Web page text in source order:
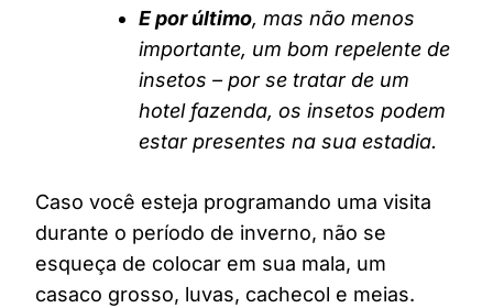
E por último, mas não menos
importante, um bom repelente de
insetos – por se tratar de um
hotel fazenda, os insetos podem
estar presentes na sua estadia.
Caso você esteja programando uma visita
durante o período de inverno, não se
esqueça de colocar em sua mala, um
casaco grosso, luvas, cachecol e meias.